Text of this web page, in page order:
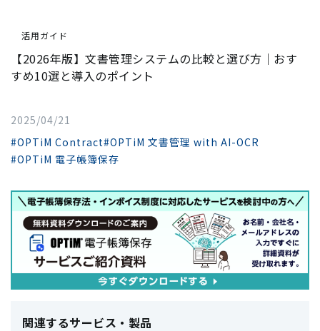
活用ガイド
【2026年版】文書管理システムの比較と選び方｜おす
すめ10選と導入のポイント
2025/04/21
#OPTiM Contract#OPTiM 文書管理 with AI-OCR
#OPTiM 電子帳簿保存
関連するサービス・製品